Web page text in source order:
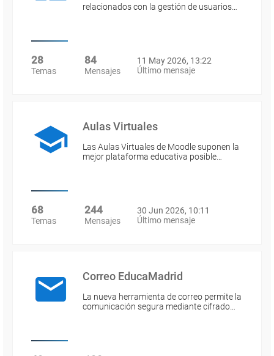
relacionados con la gestión de usuarios…
28
Temas
84
Mensajes
11 May 2026, 13:22
Último mensaje
Aulas Virtuales
Las Aulas Virtuales de Moodle suponen la
mejor plataforma educativa posible…
68
Temas
244
Mensajes
30 Jun 2026, 10:11
Último mensaje
Correo EducaMadrid
La nueva herramienta de correo permite la
comunicación segura mediante cifrado…